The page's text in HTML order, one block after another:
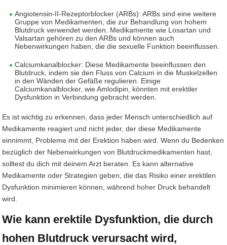
Angiotensin-II-Rezeptorblocker (ARBs): ARBs sind eine weitere
Gruppe von Medikamenten, die zur Behandlung von hohem
Blutdruck verwendet werden. Medikamente wie Losartan und
Valsartan gehören zu den ARBs und können auch
Nebenwirkungen haben, die die sexuelle Funktion beeinflussen.
Calciumkanalblocker: Diese Medikamente beeinflussen den
Blutdruck, indem sie den Fluss von Calcium in die Muskelzellen
in den Wänden der Gefäße regulieren. Einige
Calciumkanalblocker, wie Amlodipin, könnten mit erektiler
Dysfunktion in Verbindung gebracht werden.
Es ist wichtig zu erkennen, dass jeder Mensch unterschiedlich auf
Medikamente reagiert und nicht jeder, der diese Medikamente
einnimmt, Probleme mit der Erektion haben wird. Wenn du Bedenken
bezüglich der Nebenwirkungen von Blutdruckmedikamenten hast,
solltest du dich mit deinem Arzt beraten. Es kann alternative
Medikamente oder Strategien geben, die das Risiko einer erektilen
Dysfunktion minimieren können, während hoher Druck behandelt
wird.
Wie kann erektile Dysfunktion, die durch
hohen Blutdruck verursacht wird,